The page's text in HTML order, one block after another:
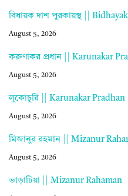
বিধায়ক দাশ পুরকায়স্থ ||
August 5, 2026
করুণাকর প্রধান || Karunakar
August 5, 2026
লুকোচুরি || Karunakar Pradhan
August 5, 2026
মিজানুর রহমান || Mizanur
August 5, 2026
ভাড়াটিয়া || Mizanur Rahaman